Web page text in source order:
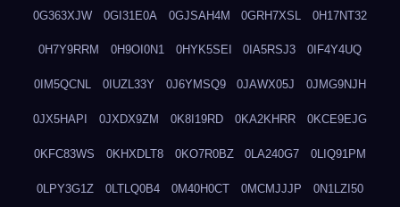
0G363XJW 0GI31E0A 0GJSAH4M 0GRH7XSL 0H17NT32
0H7Y9RRM 0H9OI0N1 0HYK5SEI 0IA5RSJ3 0IF4Y4UQ
0IM5QCNL 0IUZL33Y 0J6YMSQ9 0JAWX05J 0JMG9NJH
0JX5HAPI 0JXDX9ZM 0K8I19RD 0KA2KHRR 0KCE9EJG
0KFC83WS 0KHXDLT8 0KO7R0BZ 0LA240G7 0LIQ91PM
0LPY3G1Z 0LTLQ0B4 0M40H0CT 0MCMJJJP 0N1LZI50